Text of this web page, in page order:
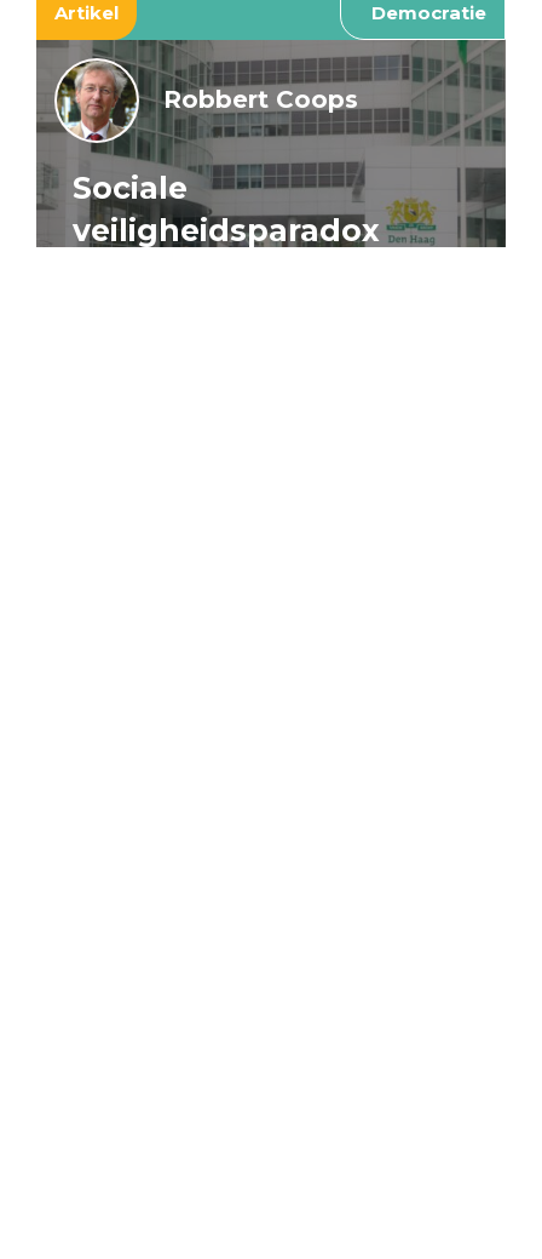
Artikel Democratie
Robbert Coops
Sociale
veiligheidsparadox